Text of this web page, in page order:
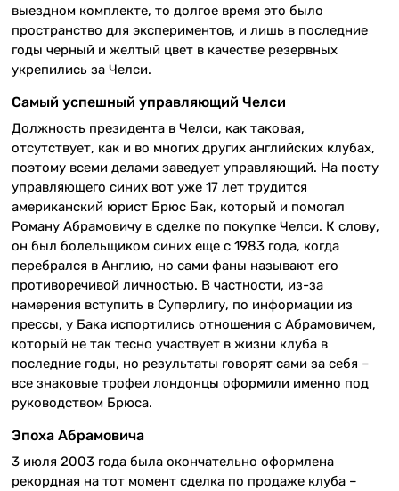
выездном комплекте, то долгое время это было
пространство для экспериментов, и лишь в последние
годы черный и желтый цвет в качестве резервных
укрепились за Челси.
Самый успешный управляющий Челси
Должность президента в Челси, как таковая,
отсутствует, как и во многих других английских клубах,
поэтому всеми делами заведует управляющий. На посту
управляющего синих вот уже 17 лет трудится
американский юрист Брюс Бак, который и помогал
Роману Абрамовичу в сделке по покупке Челси. К слову,
он был болельщиком синих еще с 1983 года, когда
перебрался в Англию, но сами фаны называют его
противоречивой личностью. В частности, из-за
намерения вступить в Суперлигу, по информации из
прессы, у Бака испортились отношения с Абрамовичем,
который не так тесно участвует в жизни клуба в
последние годы, но результаты говорят сами за себя –
все знаковые трофеи лондонцы оформили именно под
руководством Брюса.
Эпоха Абрамовича
3 июля 2003 года была окончательно оформлена
рекордная на тот момент сделка по продаже клуба –